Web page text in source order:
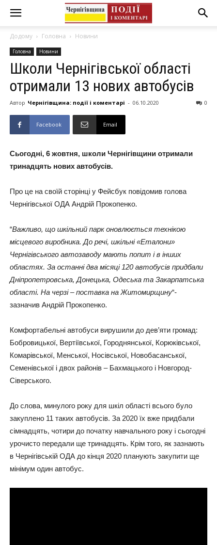
Додому Головна Новини
Головна Новини
Школи Чернігівської області
отримали 13 нових автобусів
Автор Чернігівщина: події і коментарі - 06.10.2020 0
Facebook Email
Сьогодні, 6 жовтня, школи Чернігівщини отримали
тринадцять нових автобусів.
Про це на своїй сторінці у Фейсбук повідомив голова
Чернігівської ОДА Андрій Прокопенко.
“Важливо, що шкільний парк оновлюється технікою
місцевого виробника. До речі, шкільні «Еталони»
Чернігівського автозаводу мають попит і в інших
областях. За останні два місяці 120 автобусів придбали
Дніпропетровська, Донецька, Одеська та Закарпатська
області. На черзі – поставка на Житомирщину“-
зазначив Андрій Прокопенко.
Комфортабельні автобуси вирушили до дев’яти громад:
Бобровицької, Вертіївської, Городнянської, Корюківської,
Комарівської, Менської, Носівської, Новобасанської,
Семенівської і двох районів – Бахмацького і Новгород-
Сіверського.
До слова, минулого року для шкіл області всього було
закуплено 11 таких автобусів. За 2020 їх вже придбали
сімнадцять, чотири до початку навчального року і сьогодні
урочисто передали ще тринадцять. Крім того, як зазнають
в Чернігівській ОДА до кінця 2020 планують закупити ще
мінімум один автобус.